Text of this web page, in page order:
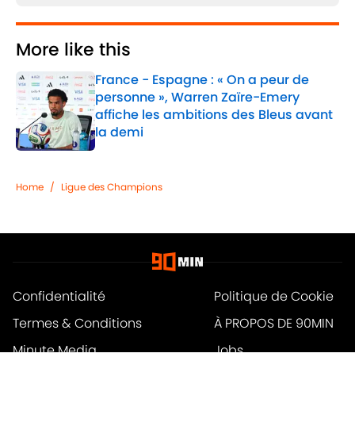
More like this
France - Espagne : « On a peur de
personne », Warren Zaïre-Emery
affiche les ambitions des Bleus avant
la demi
Published by on Invalid Date
Home / Ligue des Champions
Confidentialité
Politique de Cookie
Termes & Conditions
À PROPOS DE 90MIN
Minute Media
Jobs